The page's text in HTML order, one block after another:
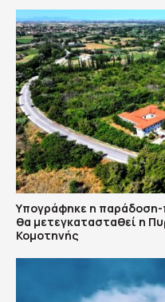
Υπογράφηκε η
θα μετεγκατασταθεί η
Κομοτηνής